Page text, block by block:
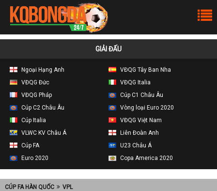
GIẢI ĐẤU
Ngoại Hạng Anh
VĐQG Tây Ban Nha
VĐQG Đức
VĐQG Italia
VĐQG Pháp
Cúp C1 Châu Âu
Cúp C2 Châu Âu
Vòng loại Euro 2020
Cúp Italia
VĐQG Việt Nam
VLWC KV Châu Á
Liên Đoàn Anh
Cúp FA
U23 Châu Á
Euro 2020
Copa America 2020
CÚP FA HÀN QUỐC VPL